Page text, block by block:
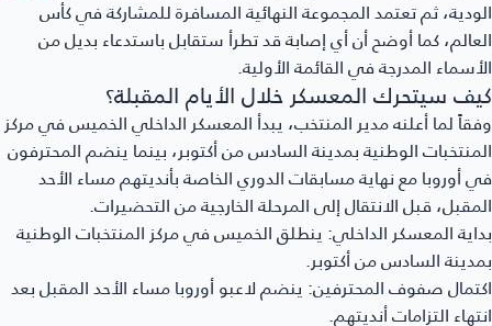
الودية، ثم تعتمد المجموعة النهائية المسافرة للمشاركة في كأس
العالم، كما أوضح أن أي إصابة قد تطرأ ستقابل باستدعاء بديل من
الأسماء المدرجة في القائمة الأولية.
كيف سيتحرك المعسكر خلال الأيام المقبلة؟
وفقاً لما أعلنه مدير المنتخب، يبدأ المعسكر الداخلي الخميس في مركز
المنتخبات الوطنية بمدينة السادس من أكتوبر، بينما ينضم المحترفون
في أوروبا مع نهاية مسابقات الدوري الخاصة بأنديتهم مساء الأحد
المقبل، قبل الانتقال إلى المرحلة الخارجية من التحضيرات.
بداية المعسكر الداخلي: ينطلق الخميس في مركز المنتخبات الوطنية
بمدينة السادس من أكتوبر.
اكتمال صفوف المحترفين: ينضم لاعبو أوروبا مساء الأحد المقبل بعد
انتهاء التزامات أنديتهم.